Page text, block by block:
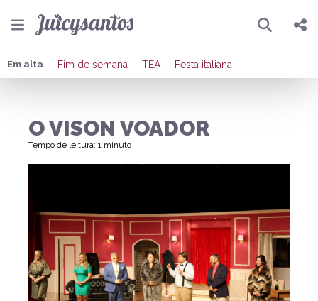
Pesquisar
Compartilhar
Publicar no Facebook
Em alta Fim de semana TEA Festa italiana
O VISON VOADOR
Tempo de leitura: 1 minuto